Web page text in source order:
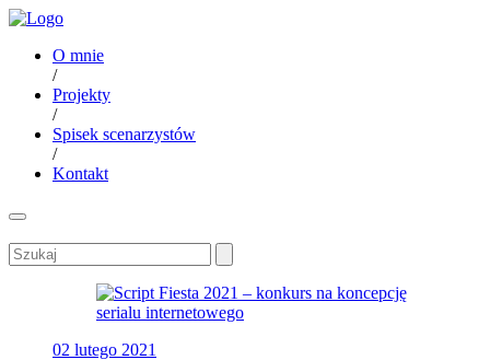
O mnie
/
Projekty
/
Spisek scenarzystów
/
Kontakt
02 lutego 2021